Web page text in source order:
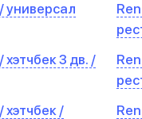
универсал
3 дв. /
хэтчбек /